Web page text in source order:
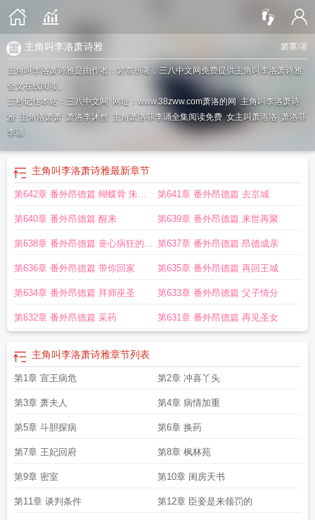
箬覃/著
主角叫李洛萧诗雅
主角叫李洛萧诗雅是由作者：箬覃所著，三八中文网免费提供主角叫李洛萧诗雅
全文在线阅读。
三秒记住本站：三八中文网 网址：www.38zww.com萧洛的网主角叫李洛萧诗
雅 主角洛萧萧 萧洛李沐然 主角萧洛菲李诵全集阅读免费 女主叫萧洛洛 萧洛菲
李诵
主角叫李洛萧诗雅最新章节
第642章 番外昂德篇 蝴蝶骨 朱砂
痣
第641章 番外昂德篇 去京城
第640章 番外昂德篇 醒来 第639章 番外昂德篇 来世再聚
第638章 番外昂德篇 丧心病狂的塞
万
第637章 番外昂德篇 昂德成亲
第636章 番外昂德篇 带你回家 第635章 番外昂德篇 再回王城
第634章 番外昂德篇 拜师巫圣 第633章 番外昂德篇 父子情分
第632章 番外昂德篇 采药 第631章 番外昂德篇 再见圣女
主角叫李洛萧诗雅章节列表
第1章 宣王病危 第2章 冲喜丫头
第3章 萧夫人 第4章 病情加重
第5章 斗胆探病 第6章 换药
第7章 王妃回府 第8章 枫林苑
第9章 密室 第10章 闺房天书
第11章 谈判条件 第12章 臣妾是来领罚的